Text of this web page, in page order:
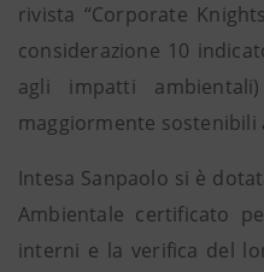
rivista “Corporate
considerazione 10
agli impatti
maggiormente sostenibili
Intesa Sanpaolo si è
Ambientale certificato
interni e la verifica del